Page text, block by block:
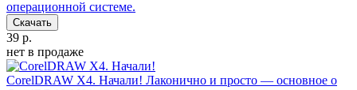
операционной системе.
Скачать
39 р.
нет в продаже
CorelDRAW X4. Начали! Лаконично и просто — основное о